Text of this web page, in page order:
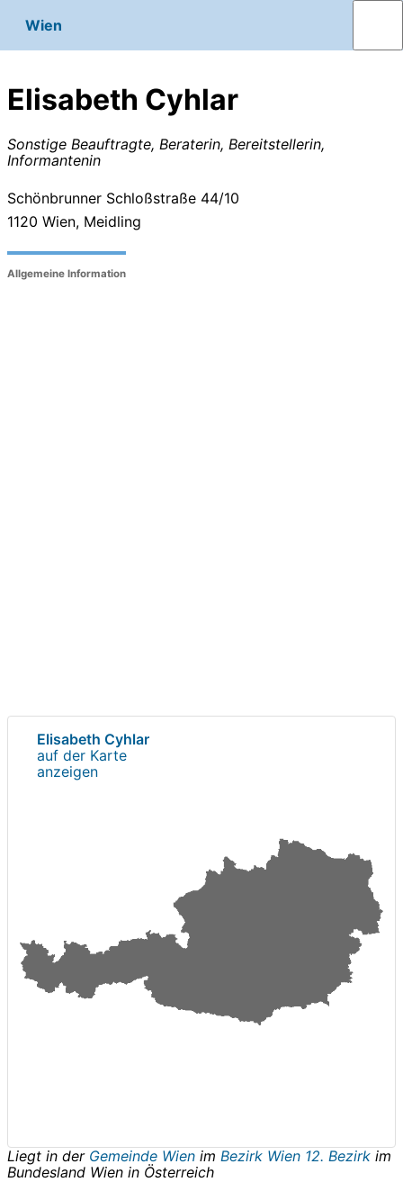
Wien
Elisabeth Cyhlar
Sonstige Beauftragte, Beraterin, Bereitstellerin,
Informantenin
Schönbrunner Schloßstraße 44/10
1120 Wien, Meidling
Allgemeine Information
Elisabeth Cyhlar
auf der Karte
anzeigen
Liegt in der Gemeinde Wien im Bezirk Wien 12. Bezirk im
Bundesland Wien in Österreich